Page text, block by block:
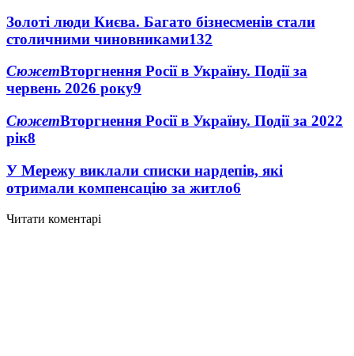
Золоті люди Києва. Багато бізнесменів стали
столичними чиновниками132
СюжетВторгнення Росії в Україну. Події за
червень 2026 року9
СюжетВторгнення Росії в Україну. Події за 2022
рік8
У Мережу виклали списки нардепів, які
отримали компенсацію за житло6
Читати коментарі